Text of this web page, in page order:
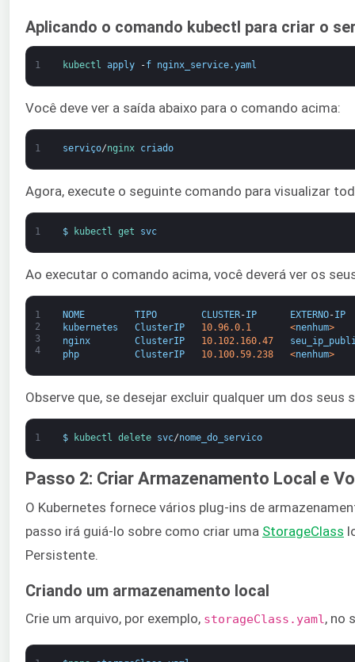
Aplicando o comando kubectl para criar o
1 kubectl apply -f nginx_service.yaml
Você deve ver a saída abaixo para o comando acima:
1 serviço/nginx criado
Agora, execute o seguinte comando para visualizar
1 $ kubectl get svc
Ao executar o comando acima, você deverá ver os
1
2
3
4
NOME TIPO CLUSTER-IP EXTERNO-IP
kubernetes
ClusterIP 10.96.0.1 <nenhum>
nginx
ClusterIP 10.102.160.47
php
ClusterIP 10.100.59.238 <nenhum>
Observe que, se desejar excluir qualquer um dos
1 $ kubectl delete svc/nome_do_servico
Passo 2: Criar Armazenamento Local e
O Kubernetes fornece vários plug-ins de
passo irá guiá-lo sobre como criar uma StorageClass
Persistente.
Criando um armazenamento local
Crie um arquivo, por exemplo, storageClass.yaml , no